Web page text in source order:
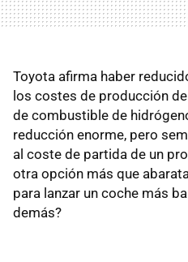
Toyota afirma haber
los costes de producción
de combustible de
reducción enorme, pero
al coste de partida de un
otra opción más que
para lanzar un coche más
demás?